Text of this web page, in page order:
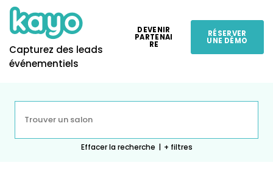
Capturez des leads
événementiels
DEVENIR
PARTENAI
RE
RÉSERVER
UNE DÉMO
Effacer la recherche | + filtres